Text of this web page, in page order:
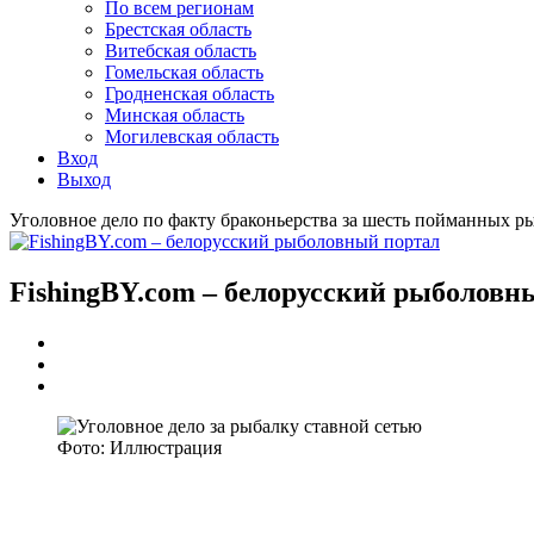
По всем регионам
Брестская область
Витебская область
Гомельская область
Гродненская область
Минская область
Могилевская область
Вход
Выход
Уголовное дело по факту браконьерства за шесть пойманных
FishingBY.com – белорусский
Фото: Иллюстрация